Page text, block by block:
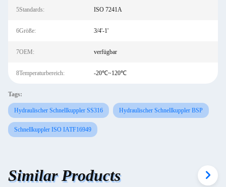
5Standards: ISO 7241A
6Größe: 3/4'-1'
7OEM: verfügbar
8Temperaturbereich: -20℃~120℃
Tags:
Hydraulischer Schnellkuppler SS316 Hydraulischer Schnellkuppler BSP
Schnellkuppler ISO IATF16949
Similar Products